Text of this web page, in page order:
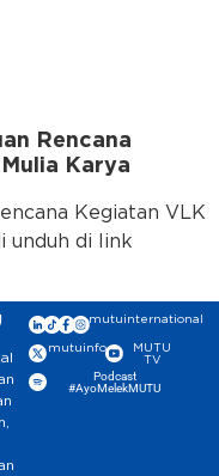
Rencana
Karya
Kegiatan VLK
unduh di link
mutuinternational
mutuinfo
MUTU
TV
Podcast
#AyoMelekMUTU